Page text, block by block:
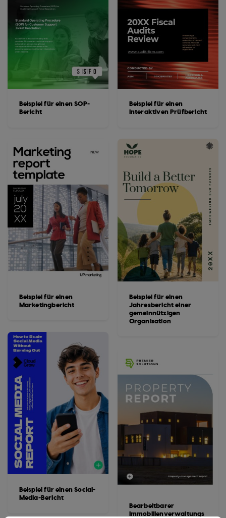
Beispiel für einen SOP-
Bericht
Beispiel für einen
Marketingbericht
Beispiel für einen Social-
Media-Bericht
Beispiel für einen
interaktiven Prüfbericht
Beispiel für einen
Jahresbericht einer
gemeinnützigen
Organisation
Bearbeitbarer
Immobilienverwaltungs